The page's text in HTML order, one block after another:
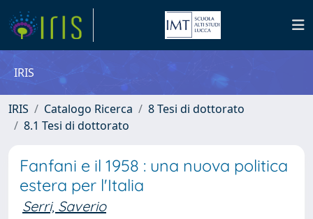
IRIS
IRIS Catalogo Ricerca
8 Tesi di dottorato
8.1 Tesi di dottorato
Fanfani e il 1958 : una nuova politica
estera per l'Italia
Serri, Saverio